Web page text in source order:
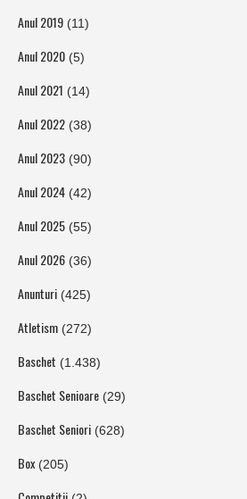
Anul 2019 (11)
Anul 2020 (5)
Anul 2021 (14)
Anul 2022 (38)
Anul 2023 (90)
Anul 2024 (42)
Anul 2025 (55)
Anul 2026 (36)
Anunturi (425)
Atletism (272)
Baschet (1.438)
Baschet Senioare (29)
Baschet Seniori (628)
Box (205)